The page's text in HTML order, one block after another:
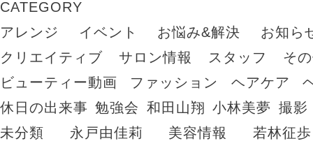
CATEGORY
アレンジ
イベント お悩み&解決
お知ら
クリエイティブ
サロン情報 スタッフ
そ
ビューティー動画
ファッション ヘアケア
休日の出来事 勉強会 和田山翔 小林美夢 撮影
未分類
永戸由佳莉 美容情報
若林征歩